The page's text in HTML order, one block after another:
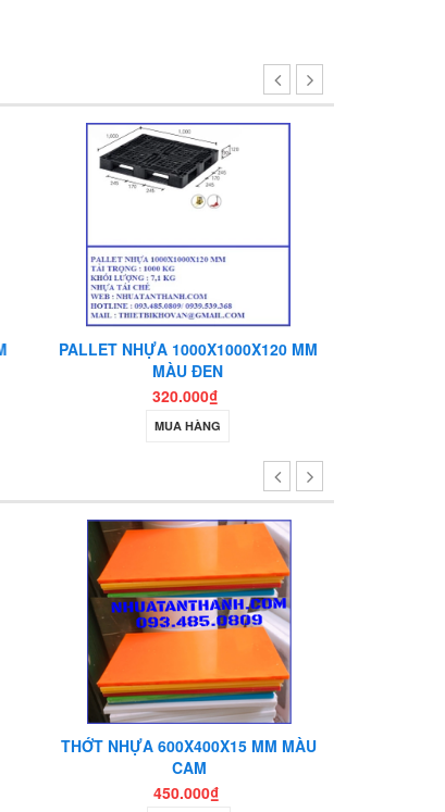
PALLET NHỰA 1000X1000X120 MM
MÀU ĐEN
320.000₫
MUA HÀNG
THỚT NHỰA 600X400X15 MM MÀU
CAM
450.000₫